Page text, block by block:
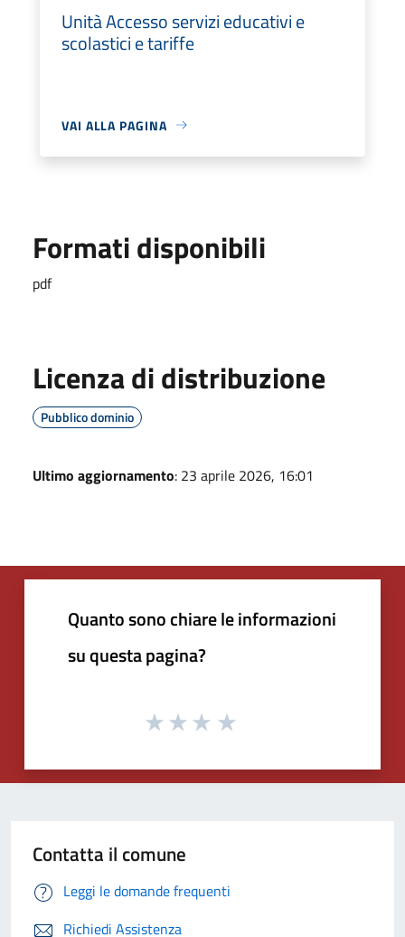
Unità Accesso servizi educativi e
scolastici e tariffe
VAI ALLA PAGINA
Formati disponibili
pdf
Licenza di distribuzione
Pubblico dominio
Ultimo aggiornamento: 23 aprile 2026, 16:01
Quanto sono chiare le informazioni
su questa pagina?
Contatta il comune
Leggi le domande frequenti
Richiedi Assistenza